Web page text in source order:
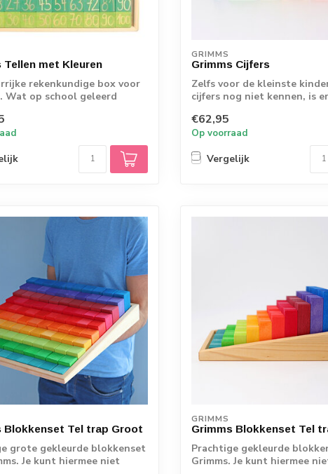
Tellen met Kleuren
rekenkundige box voor
Wat op school geleerd
GRIMMS
Grimms Cijfers
Zelfs voor de kleinste
cijfers nog niet kennen, is
€62,95
Op voorraad
Vergelijk
Blokkenset Tel trap Groot
grote gekleurde blokkenset
Je kunt hiermee niet
GRIMMS
Grimms Blokkenset Tel
Prachtige gekleurde
Grimms. Je kunt hiermee